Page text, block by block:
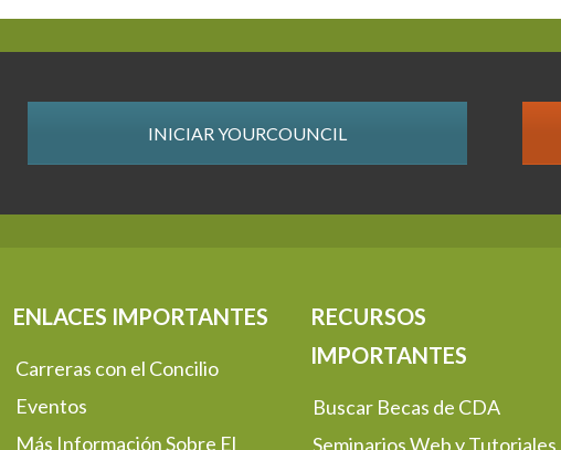
INICIAR YOURCOUNCIL
ENLACES IMPORTANTES
Carreras con el Concilio
Eventos
Más Información Sobre El
RECURSOS
IMPORTANTES
Buscar Becas de CDA
Seminarios Web y Tutoriales